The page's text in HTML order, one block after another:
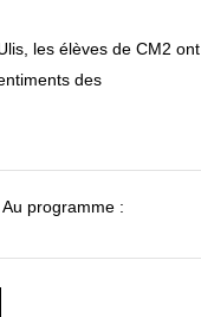
les élèves de CM2 ont
des
programme :